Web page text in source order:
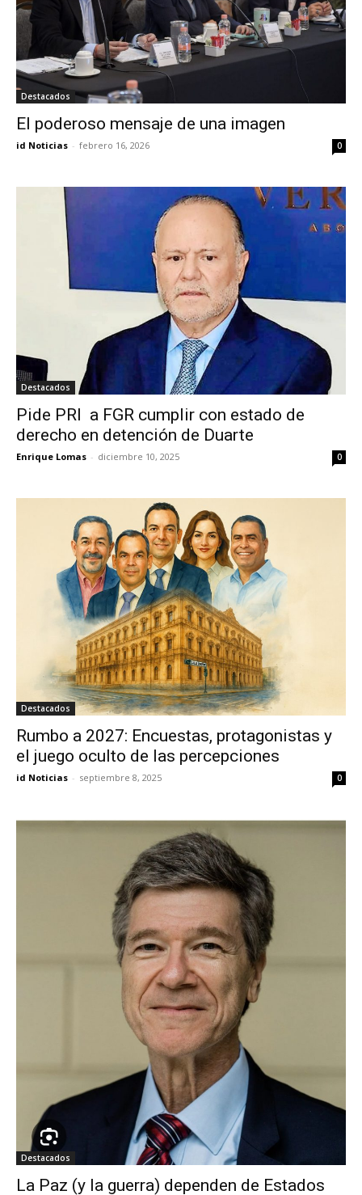
Destacados
El poderoso mensaje de una imagen
id Noticias - febrero 16, 2026 0
Destacados
Pide PRI a FGR cumplir con estado de
derecho en detención de Duarte
Enrique Lomas - diciembre 10, 2025 0
Destacados
Rumbo a 2027: Encuestas, protagonistas y
el juego oculto de las percepciones
id Noticias - septiembre 8, 2025 0
Destacados
La Paz (y la guerra) dependen de Estados